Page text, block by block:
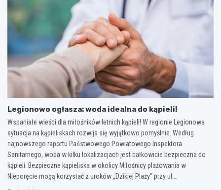
Legionowo ogłasza: woda idealna do kąpieli!
Wspaniałe wieści dla miłośników letnich kąpieli! W regionie Legionowa
sytuacja na kąpieliskach rozwija się wyjątkowo pomyślnie. Według
najnowszego raportu Państwowego Powiatowego Inspektora
Sanitarnego, woda w kilku lokalizacjach jest całkowicie bezpieczna do
kąpieli. Bezpieczne kąpieliska w okolicy Miłośnicy plażowania w
Nieporęcie mogą korzystać z uroków „Dzikiej Plaży” przy ul.…